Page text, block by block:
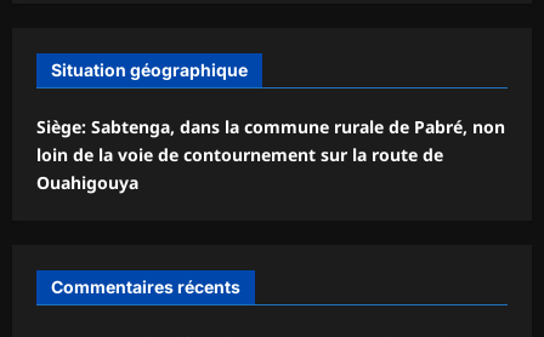
Situation géographique
Siège: Sabtenga, dans la commune rurale de Pabré, non
loin de la voie de contournement sur la route de
Ouahigouya
Commentaires récents